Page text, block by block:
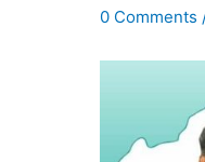
0 Comments